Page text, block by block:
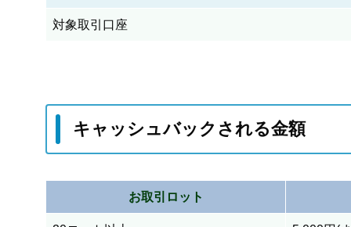
対象取引口座
キャッシュバックされる金額
お取引ロット